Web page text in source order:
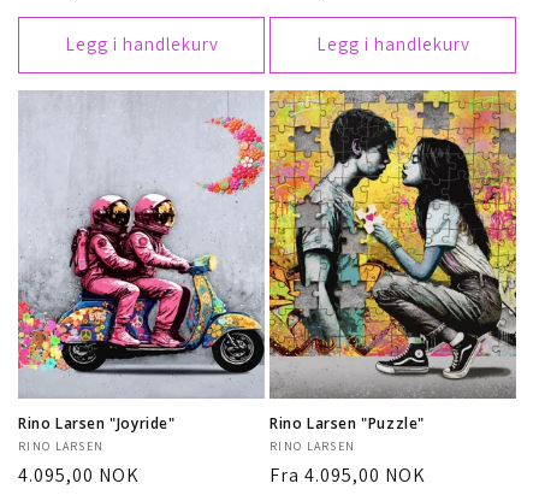
pris
Legg i handlekurv
pris
Legg i handlekurv
Rino Larsen "Joyride"
Selger:
RINO LARSEN
Vanlig
4.095,00 NOK
Rino Larsen "Puzzle"
Selger:
RINO LARSEN
Vanlig
Fra 4.095,00 NOK